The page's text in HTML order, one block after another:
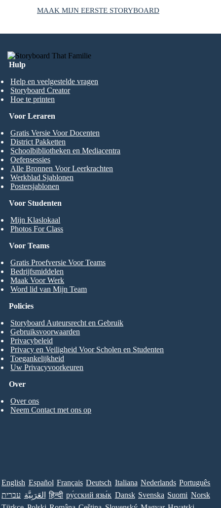
MAAK MIJN EERSTE STORYBOARD
Hulp
Help en veelgestelde vragen
Storyboard Creator
Hoe te printen
Voor Studenten
Mijn Klaslokaal
Photos For Class
Voor Leraren
Gratis Versie Voor Docenten
District Pakketten
Schoolbibliotheken en Mediacentra
Oefensessies
Alle Bronnen Voor Leerkrachten
Werkblad Sjablonen
Postersjablonen
Voor Teams
Gratis Proefversie Voor Teams
Bedrijfsmiddelen
Maak Voor Werk
Word lid van Mijn Team
Over
Over ons
Neem Contact met ons op
Policies
Storyboard Auteursrecht en Gebruik
Gebruiksvoorwaarden
Privacybeleid
Privacy en Veiligheid Voor Scholen en Studenten
Toegankelijkheid
Uw Privacyvoorkeuren
English Español Français Deutsch Italiana Nederlands Português
עברית العَرَبِيَّة हिन्दी ру́сский язы́к Dansk Svenska Suomi Norsk